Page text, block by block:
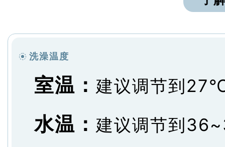
洗澡温度
室温： 建议调节到
水温： 建议调节到